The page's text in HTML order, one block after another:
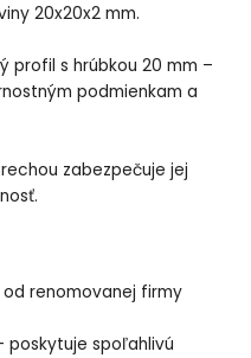
20x20x2 mm.
profil s hrúbkou 20 mm –
podmienkam a
zabezpečuje jej
od renomovanej firmy
poskytuje spoľahlivú